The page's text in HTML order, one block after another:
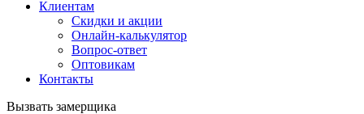
Клиентам
Скидки и акции
Онлайн-калькулятор
Вопрос-ответ
Оптовикам
Контакты
Вызвать замерщика